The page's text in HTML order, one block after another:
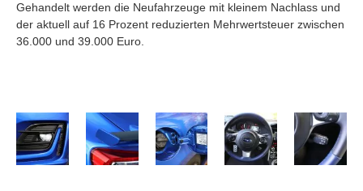
Gehandelt werden die Neufahrzeuge mit kleinem Nachlass und
der aktuell auf 16 Prozent reduzierten Mehrwertsteuer zwischen
36.000 und 39.000 Euro.